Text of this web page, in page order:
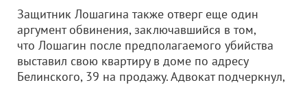
Защитник Лошагина также отверг еще один
аргумент обвинения, заключавшийся в том,
что Лошагин после предполагаемого убийства
выставил свою квартиру в доме по адресу
Белинского, 39 на продажу. Адвокат подчеркнул,